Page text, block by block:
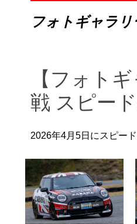
フォトギャラリ
【フォト
戦 スピー
2026年4月5日にスピー